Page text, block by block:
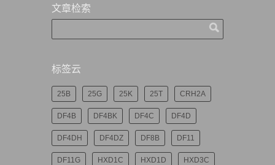
文章检索
标签云
25B 25G 25K 25T CRH2A
DF4B DF4BK DF4C DF4D
DF4DH DF4DZ DF8B DF11
DF11G HXD1C HXD1D HXD3C